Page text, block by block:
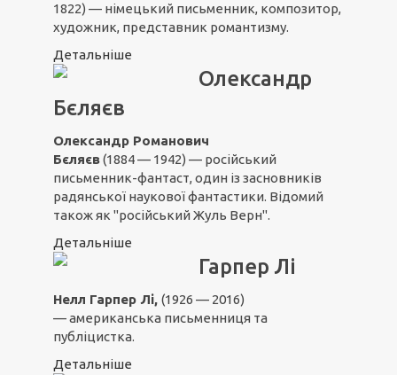
1822) — німецький письменник, композитор,
художник, представник романтизму.
Детальніше
Олександр
Бєляєв
Олександр Романович
Бєляєв(1884 — 1942) — російський
письменник-фантаст, один із засновників
радянської наукової фантастики. Відомий
також як "російський Жуль Верн".
Детальніше
Гарпер Лі
Нелл Гарпер Лі, (1926 — 2016)
— американська письменниця та
публіцистка.
Детальніше